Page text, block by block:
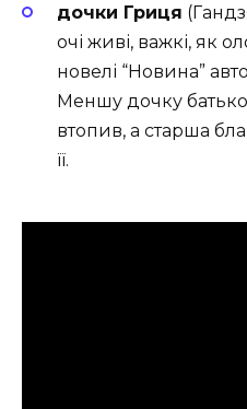
дочки Гриця
очі живі, важкі, як
новелі “Новина”
Меншу дочку
втопив, а старша
її.